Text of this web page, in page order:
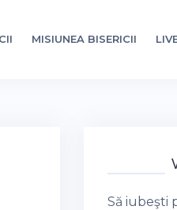
MISIUNEA BISERICII
Să iubeşti